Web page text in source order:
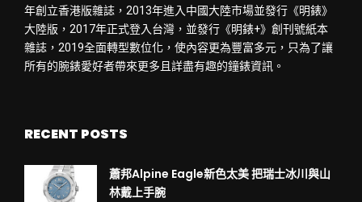
年創立香港版雜誌，2013年進入中國大陸市場並發行《明錶》
大陸版，2017年正式登入台灣，並發行《明錶+》創刊號紙本
雜誌，2019全面轉型數位化，使內容更為豐富多元，只為了讓
所有的腕錶愛好者帶來更多且詳盡有趣的鐘錶資訊。
RECENT POSTS
蕭邦Alpine Eagle新色太美 把瑞士冰川與山
林戴上手腕